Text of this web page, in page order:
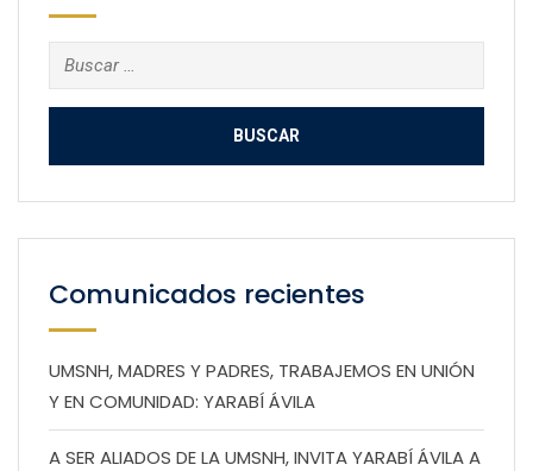
Buscar:
Comunicados recientes
UMSNH, MADRES Y PADRES, TRABAJEMOS EN UNIÓN
Y EN COMUNIDAD: YARABÍ ÁVILA
A SER ALIADOS DE LA UMSNH, INVITA YARABÍ ÁVILA A